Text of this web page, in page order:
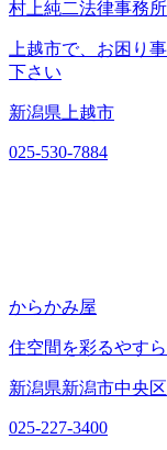
村上純二法律事務所
上越市で、お困り
下さい
新潟県上越市
025-530-7884
からかみ屋
住空間を彩るやす
新潟県新潟市中央区
025-227-3400